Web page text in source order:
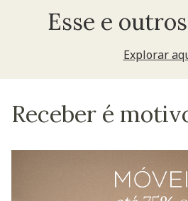
Esse e
Explorar
Receber é